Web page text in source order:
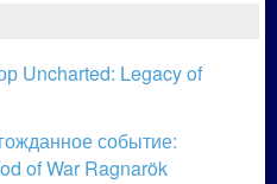
Uncharted: Legacy of
событие:
of War Ragnarök